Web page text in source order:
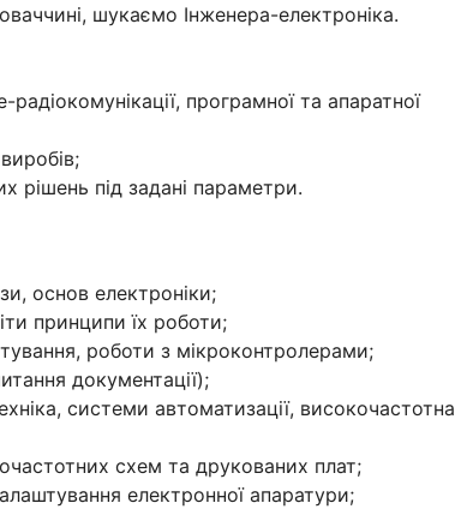
шукаємо Інженера-електроніка.
програмної та апаратної
рішень під задані параметри.
основ електроніки;
принципи їх роботи;
роботи з мікроконтролерами;
документації);
системи автоматизації, високочастотна
схем та друкованих плат;
електронної апаратури;